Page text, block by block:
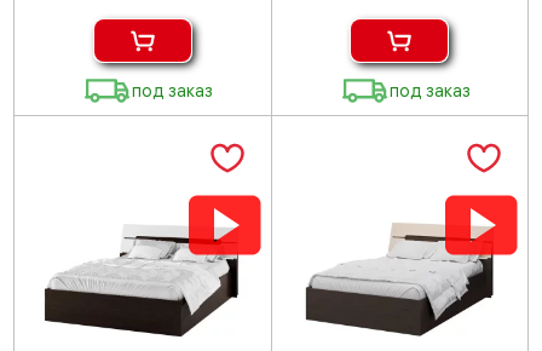
под заказ под заказ